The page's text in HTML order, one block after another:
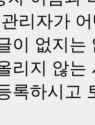
리자가
이 없지
리지 않
록하시고